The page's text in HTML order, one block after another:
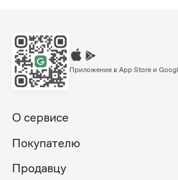
Приложение в App Store и
О сервисе
Покупателю
Продавцу